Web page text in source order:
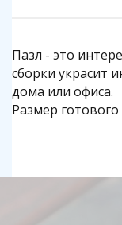
Пазл - это
сборки украсит
дома или офиса.
Размер